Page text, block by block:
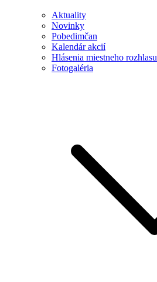
Aktuality
Novinky
Pobedimčan
Kalendár akcií
Hlásenia miestneho rozhlasu
Fotogaléria